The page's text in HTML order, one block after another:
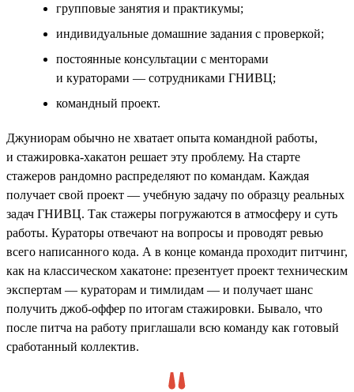
групповые занятия и практикумы;
индивидуальные домашние задания с проверкой;
постоянные консультации с менторами
и кураторами — сотрудниками ГНИВЦ;
командный проект.
Джуниорам обычно не хватает опыта командной работы,
и стажировка-хакатон решает эту проблему. На старте
стажеров рандомно распределяют по командам. Каждая
получает свой проект — учебную задачу по образцу реальных
задач ГНИВЦ. Так стажеры погружаются в атмосферу и суть
работы. Кураторы отвечают на вопросы и проводят ревью
всего написанного кода. А в конце команда проходит питчинг,
как на классическом хакатоне: презентует проект техническим
экспертам — кураторам и тимлидам — и получает шанс
получить джоб-оффер по итогам стажировки. Бывало, что
после питча на работу приглашали всю команду как готовый
сработанный коллектив.